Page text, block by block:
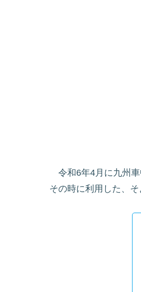
令和6年4月に九州車
その時に利用した、